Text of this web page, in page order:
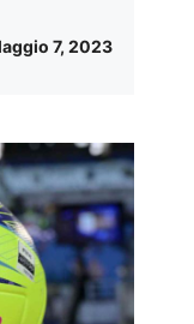
7, 2023